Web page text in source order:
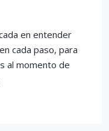
en entender
cada paso, para
al momento de